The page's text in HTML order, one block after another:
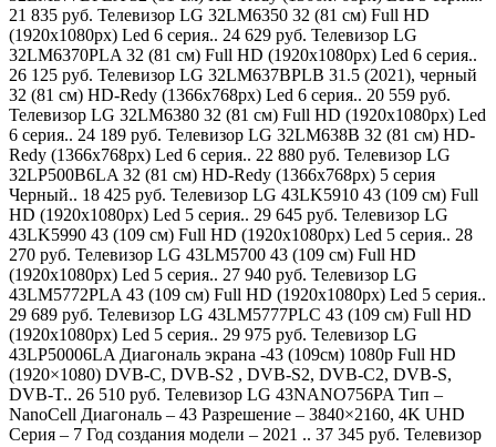
21 835 руб. Телевизор LG 32LM6350 32 (81 см) Full HD
(1920x1080px) Led 6 серия.. 24 629 руб. Телевизор LG
32LM6370PLA 32 (81 см) Full HD (1920x1080px) Led 6 серия..
26 125 руб. Телевизор LG 32LM637BPLB 31.5 (2021), черный
32 (81 см) HD-Redy (1366x768px) Led 6 серия.. 20 559 руб.
Телевизор LG 32LM6380 32 (81 см) Full HD (1920x1080px) Led
6 серия.. 24 189 руб. Телевизор LG 32LM638B 32 (81 см) HD-
Redy (1366x768px) Led 6 серия.. 22 880 руб. Телевизор LG
32LP500B6LA 32 (81 см) HD-Redy (1366x768px) 5 серия
Черный.. 18 425 руб. Телевизор LG 43LK5910 43 (109 см) Full
HD (1920x1080px) Led 5 серия.. 29 645 руб. Телевизор LG
43LK5990 43 (109 см) Full HD (1920x1080px) Led 5 серия.. 28
270 руб. Телевизор LG 43LM5700 43 (109 см) Full HD
(1920x1080px) Led 5 серия.. 27 940 руб. Телевизор LG
43LM5772PLA 43 (109 см) Full HD (1920x1080px) Led 5 серия..
29 689 руб. Телевизор LG 43LM5777PLC 43 (109 см) Full HD
(1920x1080px) Led 5 серия.. 29 975 руб. Телевизор LG
43LP50006LA Диагональ экрана -43 (109см) 1080p Full HD
(1920×1080) DVB-C, DVB-S2 , DVB-S2, DVB-C2, DVB-S,
DVB-T.. 26 510 руб. Телевизор LG 43NANO756PA Тип –
NanoCell Диагональ – 43 Разрешение – 3840×2160, 4K UHD
Серия – 7 Год создания модели – 2021 .. 37 345 руб. Телевизор